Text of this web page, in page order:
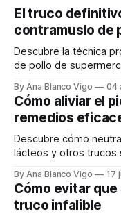
El truco
contramuslo de
Descubre la técnica
de pollo de
By Ana Blanco Vigo 04
Cómo aliviar el
remedios
Descubre cómo
lácteos y otros trucos
By Ana Blanco Vigo 17
Cómo evitar
truco infalible